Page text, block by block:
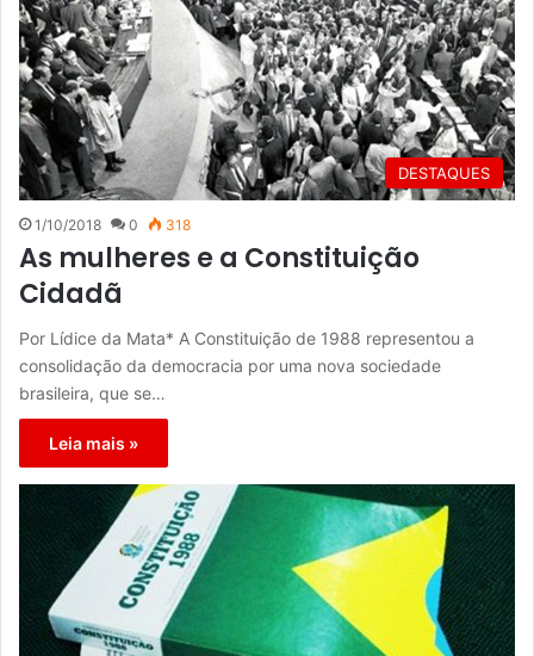
DESTAQUES
1/10/2018 0 318
As mulheres e a Constituição
Cidadã
Por Lídice da Mata* A Constituição de 1988 representou a
consolidação da democracia por uma nova sociedade
brasileira, que se…
Leia mais »